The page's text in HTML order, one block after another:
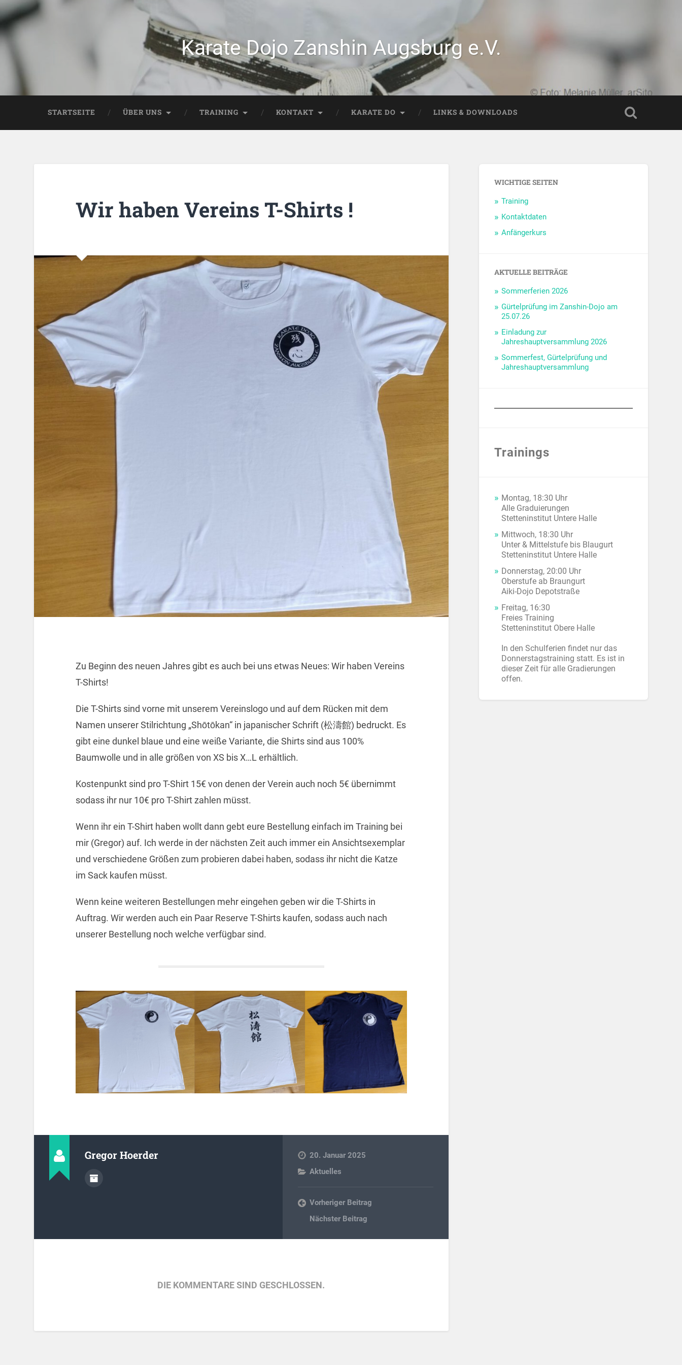
Karate Dojo Zanshin Augsburg e.V.
STARTSEITE ÜBER UNS TRAINING KONTAKT KARATE DO LINKS & DOWNLOADS
Wir haben Vereins T-Shirts !
Zu Beginn des neuen Jahres gibt es auch bei uns etwas Neues: Wir haben Vereins
T-Shirts!
Die T-Shirts sind vorne mit unserem Vereinslogo und auf dem Rücken mit dem
Namen unserer Stilrichtung „Shōtōkan“ in japanischer Schrift (松濤館) bedruckt. Es
gibt eine dunkel blaue und eine weiße Variante, die Shirts sind aus 100%
Baumwolle und in alle größen von XS bis X…L erhältlich.
Kostenpunkt sind pro T-Shirt 15€ von denen der Verein auch noch 5€ übernimmt
sodass ihr nur 10€ pro T-Shirt zahlen müsst.
Wenn ihr ein T-Shirt haben wollt dann gebt eure Bestellung einfach im Training bei
mir (Gregor) auf. Ich werde in der nächsten Zeit auch immer ein Ansichtsexemplar
und verschiedene Größen zum probieren dabei haben, sodass ihr nicht die Katze
im Sack kaufen müsst.
Wenn keine weiteren Bestellungen mehr eingehen geben wir die T-Shirts in
Auftrag. Wir werden auch ein Paar Reserve T-Shirts kaufen, sodass auch nach
unserer Bestellung noch welche verfügbar sind.
Gregor Hoerder
20. Januar 2025
Aktuelles
Vorheriger Beitrag
Nächster Beitrag
DIE KOMMENTARE SIND GESCHLOSSEN.
WICHTIGE SEITEN
Training
Kontaktdaten
Anfängerkurs
AKTUELLE BEITRÄGE
Sommerferien 2026
Gürtelprüfung im Zanshin-Dojo am
25.07.26
Einladung zur
Jahreshauptversammlung 2026
Sommerfest, Gürtelprüfung und
Jahreshauptversammlung
Trainings
Montag, 18:30 Uhr
Alle Graduierungen
Stetteninstitut Untere Halle
Mittwoch, 18:30 Uhr
Unter & Mittelstufe bis Blaugurt
Stetteninstitut Untere Halle
Donnerstag, 20:00 Uhr
Oberstufe ab Braungurt
Aiki-Dojo Depotstraße
Freitag, 16:30
Freies Training
Stetteninstitut Obere Halle
In den Schulferien findet nur das
Donnerstagstraining statt. Es ist in
dieser Zeit für alle Gradierungen
offen.